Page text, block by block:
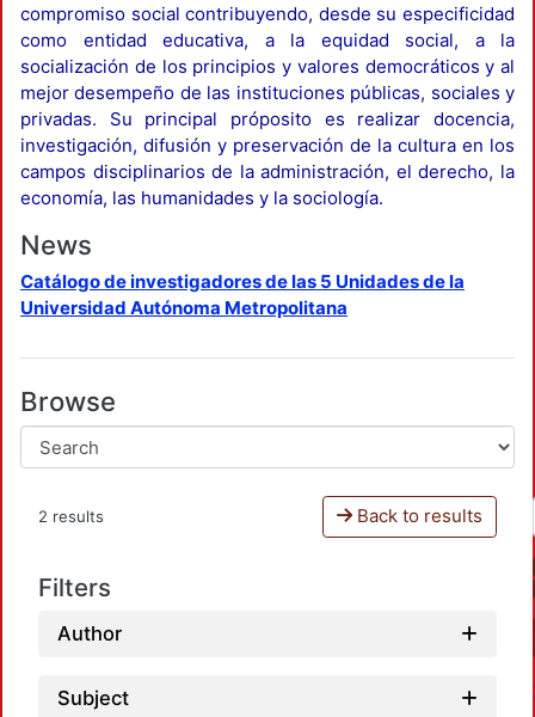
compromiso social contribuyendo, desde su especificidad
como entidad educativa, a la equidad social, a la
socialización de los principios y valores democráticos y al
mejor desempeño de las instituciones públicas, sociales y
privadas. Su principal próposito es realizar docencia,
investigación, difusión y preservación de la cultura en los
campos disciplinarios de la administración, el derecho, la
economía, las humanidades y la sociología.
News
Catálogo de investigadores de las 5 Unidades de la
Universidad Autónoma Metropolitana
Browse
2 results Back to results
Filters
Author
Subject